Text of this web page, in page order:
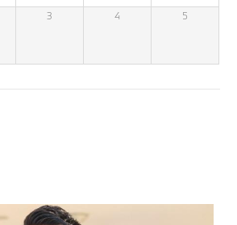
3 4 5